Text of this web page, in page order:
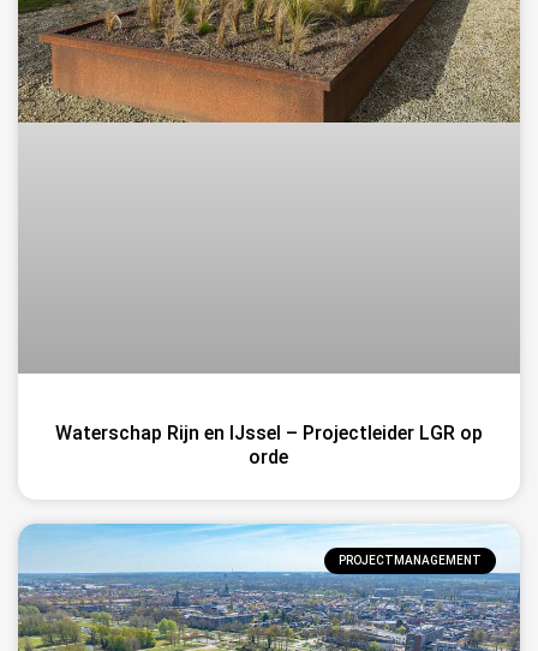
Waterschap Rijn en IJssel – Projectleider LGR op
orde
PROJECTMANAGEMENT